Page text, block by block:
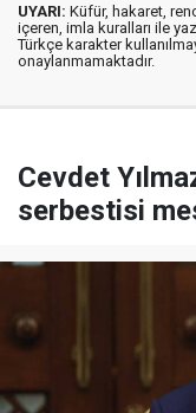
UYARI: Küfür, hakaret,
içeren, imla kuralları ile
Türkçe karakter
onaylanmamaktadır.
Cevdet
serbestisi